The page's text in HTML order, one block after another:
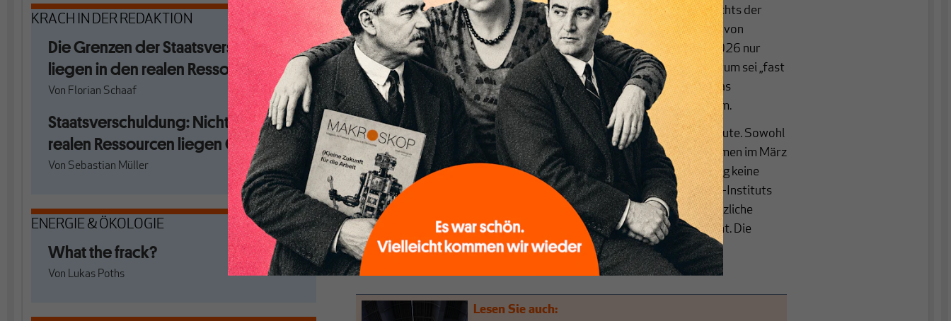
KRACH IN DER REDAKTION
Die Grenzen der Staatsverschuldung
liegen in den realen Ressourcen
Von Florian Schaaf
Staatsverschuldung: Nicht nur in den
realen Ressourcen liegen Grenzen
Von Sebastian Müller
ENERGIE & ÖKOLOGIE
What the frack?
Von Lukas Poths
Sondervermögens für die Konjunktur zunehmend hervorhebt. Angesichts der
Energiepreisschocks infolge des Iran-Kriegs, der Blockade der Straße von
Hormus und einer schwachen Exportentwicklung rechnet Berlin für 2026 nur
noch mit einem Wirtschaftswachstum von 0,5 Prozent. Dieses Wachstum sei „fast
ausschließlich auf die Wachstumsimpulse zurückzuführen, die durch das
Sondervermögen gesetzt werden“, heißt es aus dem Finanzministerium.
Demgegenüber stehen Zweifel mehrerer Wirtschaftsforschungsinstitute. Sowohl
das ifo-Institut als auch das Institut der deutschen Wirtschaft (IW) kamen im März
zu dem Ergebnis, dass ein Großteil der kreditfinanzierten Mittel bislang keine
zusätzlichen Investitionen ausgelöst habe. Nach Berechnungen des ifo-Instituts
wurden bis zu 95 Prozent der aufgenommenen Kredite nicht für zusätzliche
Investitionen verwendet, das IW kommt auf einen Wert von 86 Prozent. Die
Bundesregierung weist diese Vorwürfe zurück und argumentiert, die
Zusätzlichkeit müsse über einen längeren Zeitraum beurteilt werden.
Lesen Sie auch: